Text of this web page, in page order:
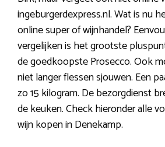
ingeburgerdexpress.nl. Wat is nu
online super of wijnhandel?
vergelijken is het grootste
de goedkoopste Prosecco. Ook
niet langer flessen sjouwen. Een
zo 15 kilogram. De bezorgdienst
de keuken. Check hieronder alle
wijn kopen in Denekamp.